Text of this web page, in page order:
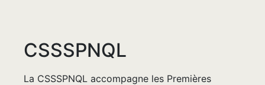
CSSSPNQL
La CSSSPNQL accompagne les Premières